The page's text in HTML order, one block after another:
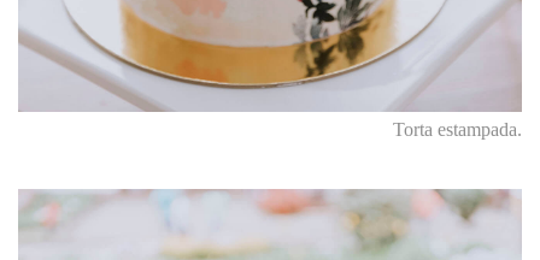
Torta estampada.